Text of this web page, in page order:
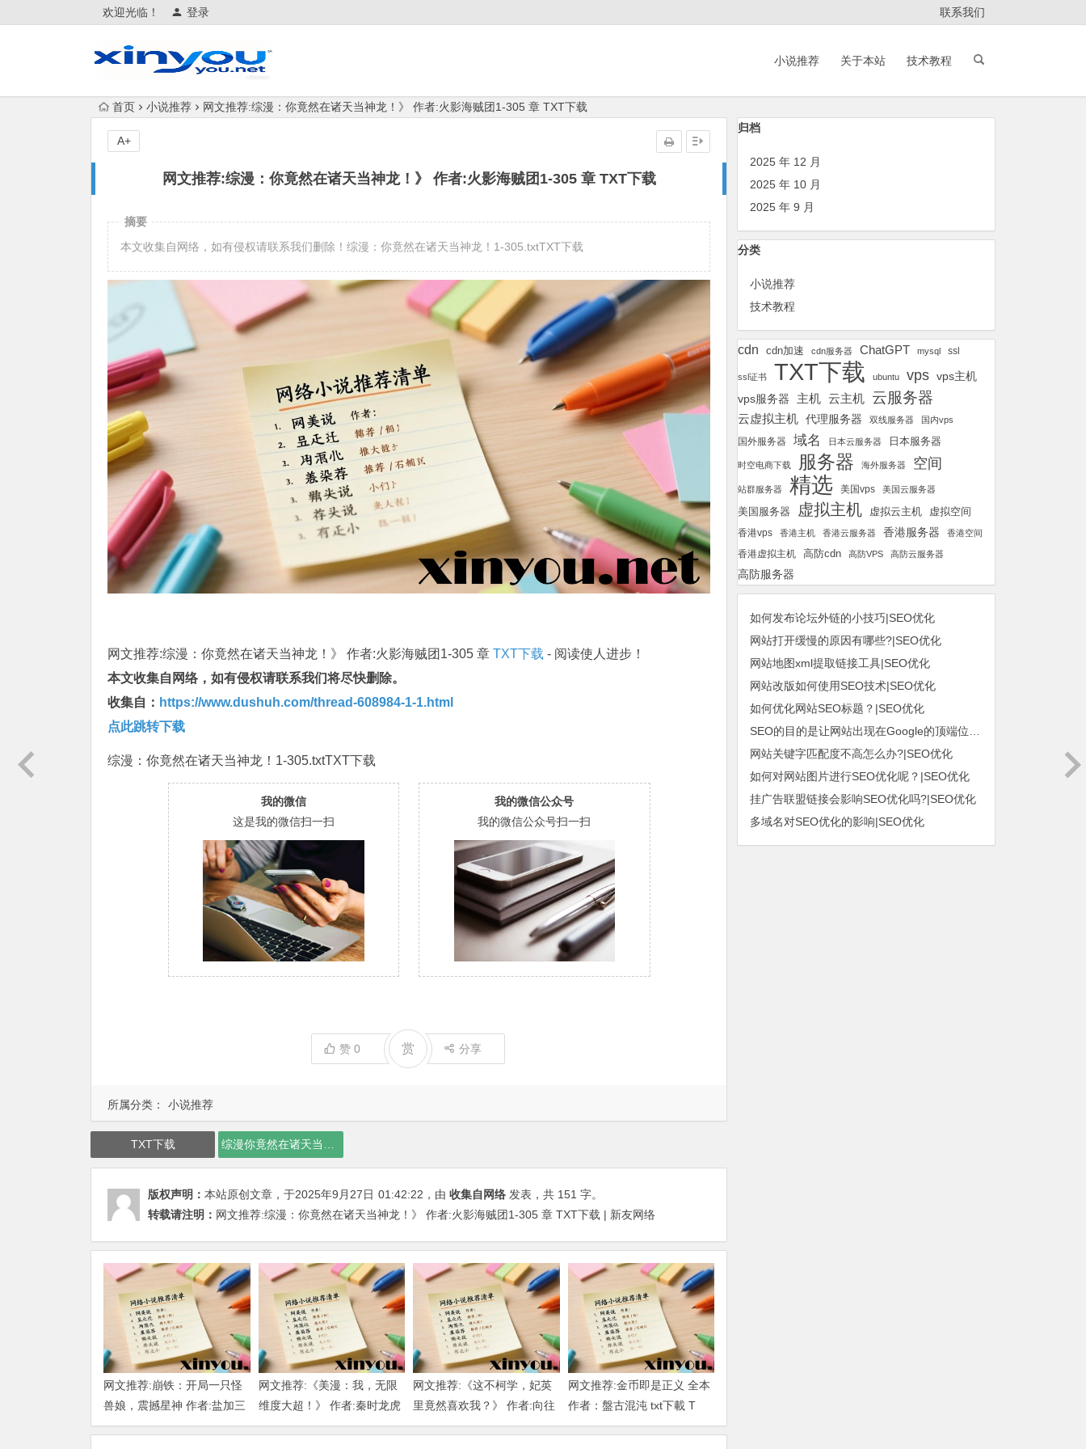
欢迎光临！ 登录 联系我们
小说推荐 关于本站 技术教程
首页 小说推荐 网文推荐:综漫：你竟然在诸天当神龙！》 作者:火影海贼团1-305 章 TXT下载
网文推荐:综漫：你竟然在诸天当神龙！》 作者:火影海贼团1-305 章 TXT下载
A+
所属分类： 小说推荐
摘要
本文收集自网络，如有侵权请联系我们删除！综漫：你竟然在诸天当神龙！1-305.txtTXT下载
网文推荐:综漫：你竟然在诸天当神龙！》 作者:火影海贼团1-305 章 TXT下载 - 阅读使人进步！
本文收集自网络，如有侵权请联系我们将尽快删除。
收集自： https://www.dushuh.com/thread-608984-1-1.html
点此跳转下载
综漫：你竟然在诸天当神龙！1-305.txtTXT下载
我的微信
这是我的微信扫一扫
我的微信公众号
我的微信公众号扫一扫
赞 0 赏 分享
TXT下载
版权声明： 本站原创文章，于2025年9月27日 01:42:22 ，由 收集自网络 发表，共 151 字。
转载请注明： 网文推荐:综漫：你竟然在诸天当神龙！》 作者:火影海贼团1-305 章 TXT下载 | 新友网络
网文推荐:崩铁：开局一只怪
兽娘，震撼星神 作者:盐加三
勺 （1-218）TXT下载
网文推荐:《美漫：我，无限
维度大超！》 作者:秦时龙虎
大明 1-802章 TXT下载
网文推荐:《这不柯学，妃英
里竟然喜欢我？》 作者:向往
柯南 1-189章 TXT下载
网文推荐:金币即是正义 全本
作者：盤古混沌 txt下載 T
归档
2025 年 12 月
2025 年 10 月
2025 年 9 月
分类
小说推荐
技术教程
cdn cdn加速 cdn服务器 ChatGPT mysql ssl
ssl证书 TXT下载 ubuntu vps vps主机
vps服务器
主机 云主机 云服务器
云虚拟主机 代理服务器 双线服务器 国内vps
国外服务器 域名 日本云服务器 日本服务器
时空电商下载 服务器 海外服务器 空间
站群服务器 精选 美国vps 美国云服务器
美国服务器 虚拟主机 虚拟云主机 虚拟空间
香港vps 香港主机 香港云服务器 香港服务器 香港空间
香港虚拟主机 高防cdn 高防VPS 高防云服务器
高防服务器
如何发布论坛外链的小技巧|SEO优化
网站打开缓慢的原因有哪些?|SEO优化
网站地图xml提取链接工具|SEO优化
网站改版如何使用SEO技术|SEO优化
如何优化网站SEO标题？|SEO优化
网站关键字匹配度不高怎么办?|SEO优化
如何对网站图片进行SEO优化呢？|SEO优化
挂广告联盟链接会影响SEO优化吗?|SEO优化
多域名对SEO优化的影响|SEO优化